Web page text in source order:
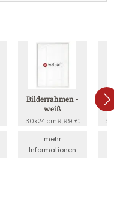
Bilderrahmen -
weiß
30x24 cm9,99 €
mehr
Informationen